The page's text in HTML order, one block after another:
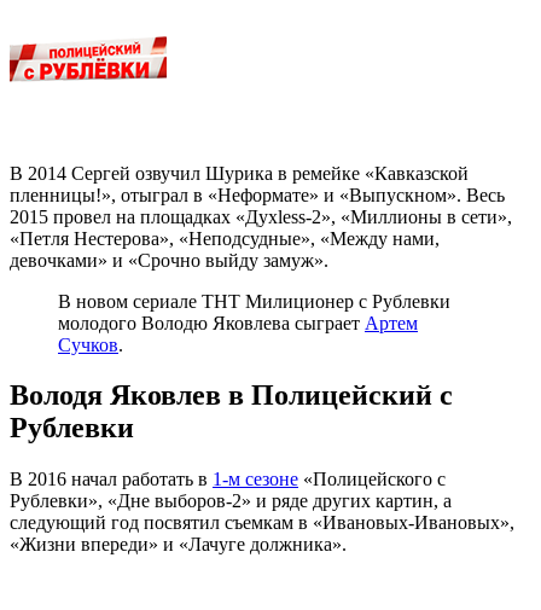
В 2014 Сергей озвучил Шурика в ремейке «Кавказской
пленницы!», отыграл в «Неформате» и «Выпускном». Весь
2015 провел на площадках «Духless-2», «Миллионы в сети»,
«Петля Нестерова», «Неподсудные», «Между нами,
девочками» и «Срочно выйду замуж».
В новом сериале ТНТ Милиционер с Рублевки
молодого Володю Яковлева сыграет Артем
Сучков.
Володя Яковлев в Полицейский с
Рублевки
В 2016 начал работать в 1-м сезоне «Полицейского с
Рублевки», «Дне выборов-2» и ряде других картин, а
следующий год посвятил съемкам в «Ивановых-Ивановых»,
«Жизни впереди» и «Лачуге должника».